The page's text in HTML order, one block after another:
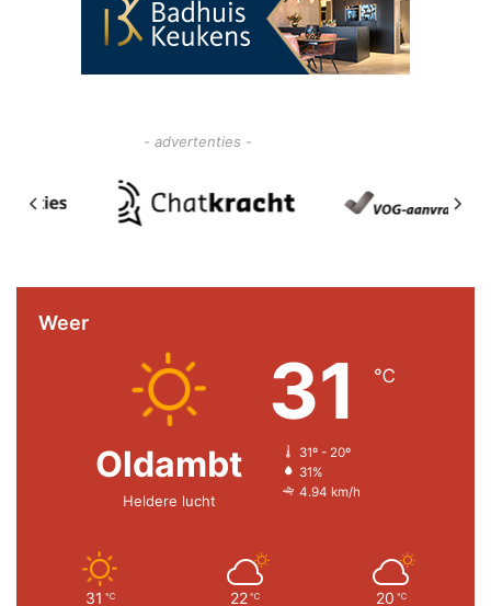
- advertenties -
Weer
Oldambt
Heldere lucht
31 ℃
31º - 20º
31%
4.94 km/h
31 ℃ 22 ℃ 20 ℃